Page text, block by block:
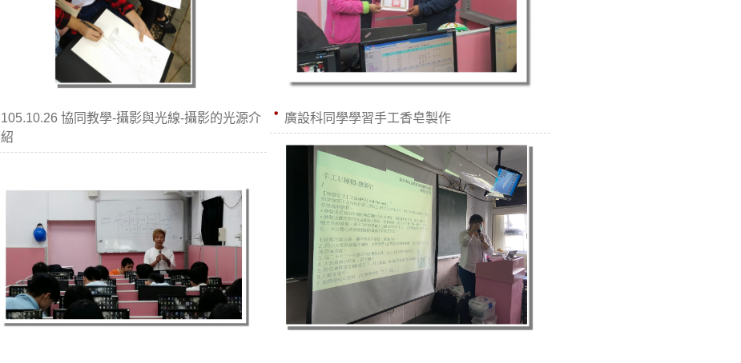
105.10.26 協同教學-攝影與光線-攝影的光源介
紹
廣設科同學學習手工香皂製作